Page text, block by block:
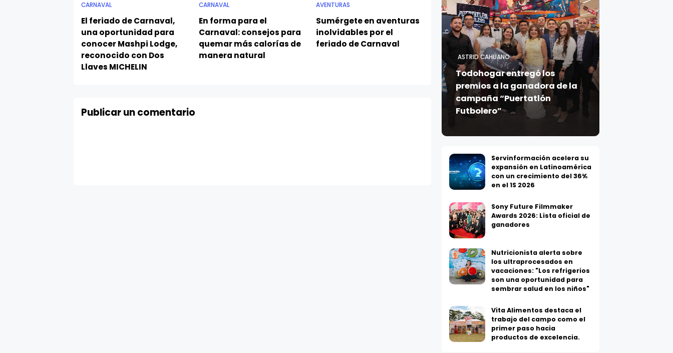
CARNAVAL
El feriado de Carnaval,
una oportunidad para
conocer Mashpi Lodge,
reconocido con Dos
Llaves MICHELIN
CARNAVAL
En forma para el
Carnaval: consejos para
quemar más calorías de
manera natural
AVENTURAS
Sumérgete en aventuras
inolvidables por el
feriado de Carnaval
Publicar un comentario
ASTRID CAHUANO
Todohogar entregó los
premios a la ganadora de la
campaña “Puertatlón
Futbolero”
Servinformación acelera su
expansión en Latinoamérica
con un crecimiento del 36%
en el 1S 2026
Sony Future Filmmaker
Awards 2026: Lista oficial de
ganadores
Nutricionista alerta sobre
los ultraprocesados en
vacaciones: "Los refrigerios
son una oportunidad para
sembrar salud en los niños"
Vita Alimentos destaca el
trabajo del campo como el
primer paso hacia
productos de excelencia.